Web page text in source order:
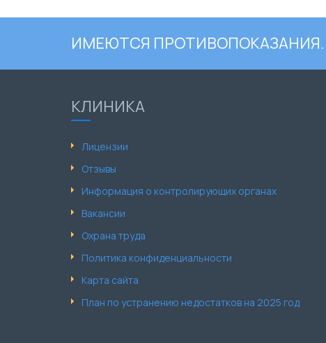
ИМЕЮТСЯ
КЛИНИКА
Лицензии
Отзывы
Информация о контролирующих органах
Вакансии
Охрана труда
Политика конфиденциальности
Карта сайта
План по устранению недостатков на 2025 год